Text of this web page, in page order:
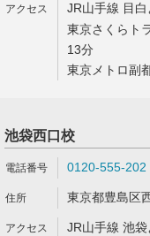
JR山手線 目
東京さくらト
13分
東京メトロ副
池袋西口校
0120-555-202
東京都豊島区
JR山手線 池